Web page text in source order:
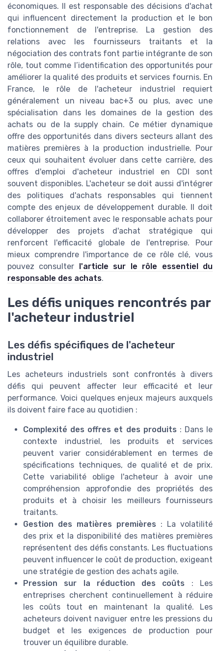
économiques. Il est responsable des décisions d'achat
qui influencent directement la production et le bon
fonctionnement de l'entreprise. La gestion des
relations avec les fournisseurs traitants et la
négociation des contrats font partie intégrante de son
rôle, tout comme l’identification des opportunités pour
améliorer la qualité des produits et services fournis. En
France, le rôle de l'acheteur industriel requiert
généralement un niveau bac+3 ou plus, avec une
spécialisation dans les domaines de la gestion des
achats ou de la supply chain. Ce métier dynamique
offre des opportunités dans divers secteurs allant des
matières premières à la production industrielle. Pour
ceux qui souhaitent évoluer dans cette carrière, des
offres d'emploi d'acheteur industriel en CDI sont
souvent disponibles. L'acheteur se doit aussi d'intégrer
des politiques d'achats responsables qui tiennent
compte des enjeux de développement durable. Il doit
collaborer étroitement avec le responsable achats pour
développer des projets d'achat stratégique qui
renforcent l'efficacité globale de l'entreprise. Pour
mieux comprendre l'importance de ce rôle clé, vous
pouvez consulter l'article sur le rôle essentiel du
responsable des achats.
Les défis uniques rencontrés par
l'acheteur industriel
Les défis spécifiques de l'acheteur
industriel
Les acheteurs industriels sont confrontés à divers
défis qui peuvent affecter leur efficacité et leur
performance. Voici quelques enjeux majeurs auxquels
ils doivent faire face au quotidien :
Complexité des offres et des produits : Dans le
contexte industriel, les produits et services
peuvent varier considérablement en termes de
spécifications techniques, de qualité et de prix.
Cette variabilité oblige l'acheteur à avoir une
compréhension approfondie des propriétés des
produits et à choisir les meilleurs fournisseurs
traitants.
Gestion des matières premières : La volatilité
des prix et la disponibilité des matières premières
représentent des défis constants. Les fluctuations
peuvent influencer le coût de production, exigeant
une stratégie de gestion des achats agile.
Pression sur la réduction des coûts : Les
entreprises cherchent continuellement à réduire
les coûts tout en maintenant la qualité. Les
acheteurs doivent naviguer entre les pressions du
budget et les exigences de production pour
trouver un équilibre durable.